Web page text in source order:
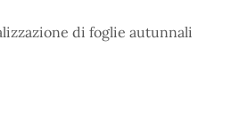
di foglie autunnali